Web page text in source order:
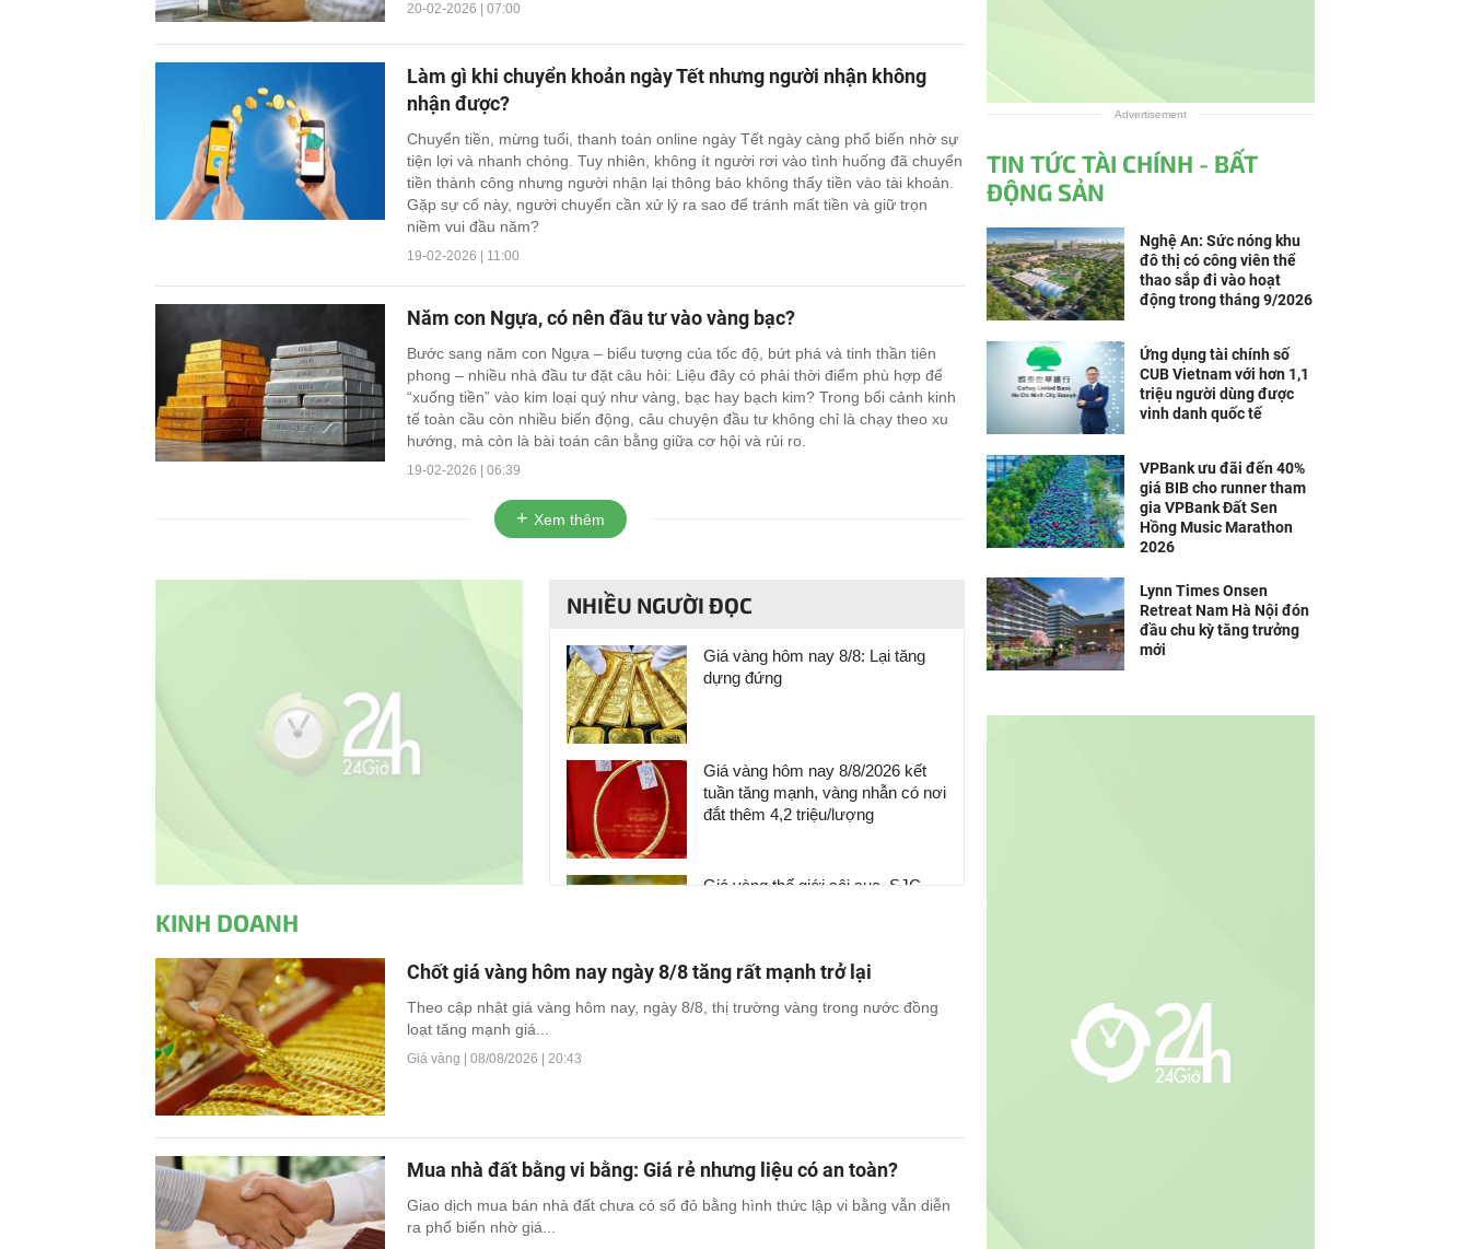
20-02-2026 | 07:00
Làm gì khi chuyển khoản ngày Tết nhưng người nhận không
nhận được?
Chuyển tiền, mừng tuổi, thanh toán online ngày Tết ngày càng phổ biến nhờ sự
tiện lợi và nhanh chóng. Tuy nhiên, không ít người rơi vào tình huống đã chuyển
tiền thành công nhưng người nhận lại thông báo không thấy tiền vào tài khoản.
Gặp sự cố này, người chuyển cần xử lý ra sao để tránh mất tiền và giữ trọn
niềm vui đầu năm?
19-02-2026 | 11:00
Năm con Ngựa, có nên đầu tư vào vàng bạc?
Bước sang năm con Ngựa – biểu tượng của tốc độ, bứt phá và tinh thần tiên
phong – nhiều nhà đầu tư đặt câu hỏi: Liệu đây có phải thời điểm phù hợp để
“xuống tiền” vào kim loại quý như vàng, bạc hay bạch kim? Trong bối cảnh kinh
tế toàn cầu còn nhiều biến động, câu chuyện đầu tư không chỉ là chạy theo xu
hướng, mà còn là bài toán cân bằng giữa cơ hội và rủi ro.
19-02-2026 | 06:39
Xem thêm
NHIỀU NGƯỜI ĐỌC
Giá vàng hôm nay 8/8: Lại tăng
dựng đứng
Giá vàng hôm nay 8/8/2026 kết
tuần tăng mạnh, vàng nhẫn có nơi
đắt thêm 4,2 triệu/lượng
Giá vàng thế giới sôi sục, SJC
Chốt giá vàng hôm nay ngày 8/8
tăng rất mạnh trở lại
KINH DOANH
Chốt giá vàng hôm nay ngày 8/8 tăng rất mạnh trở lại
Theo cập nhật giá vàng hôm nay, ngày 8/8, thị trường vàng trong nước đồng
loạt tăng mạnh giá...
Giá vàng | 08/08/2026 | 20:43
Mua nhà đất bằng vi bằng: Giá rẻ nhưng liệu có an toàn?
Giao dịch mua bán nhà đất chưa có sổ đỏ bằng hình thức lập vi bằng vẫn diễn
ra phổ biến nhờ giá...
Advertisement
TIN TỨC TÀI CHÍNH - BẤT
ĐỘNG SẢN
Nghệ An: Sức nóng khu
đô thị có công viên thể
thao sắp đi vào hoạt
động trong tháng 9/2026
Ứng dụng tài chính số
CUB Vietnam với hơn 1,1
triệu người dùng được
vinh danh quốc tế
VPBank ưu đãi đến 40%
giá BIB cho runner tham
gia VPBank Đất Sen
Hồng Music Marathon
2026
Lynn Times Onsen
Retreat Nam Hà Nội đón
đầu chu kỳ tăng trưởng
mới